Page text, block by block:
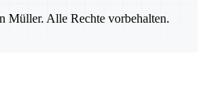
Müller. Alle Rechte vorbehalten.